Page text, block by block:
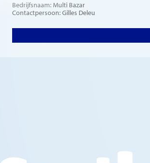
Bedrijfsnaam: Multi Bazar
Contactpersoon: Gilles Deleu